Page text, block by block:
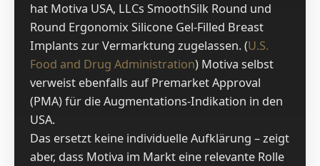
hat Motiva USA, LLCs SmoothSilk Round und
Round Ergonomix Silicone Gel-Filled Breast
Implants zur Vermarktung zugelassen. (U.S.
Food and Drug Administration) Motiva selbst
verweist ebenfalls auf Premarket Approval
(PMA) für die Augmentations-Indikation in den
USA.
Das ersetzt keine individuelle Aufklärung – zeigt
aber, dass Motiva im Markt eine relevante Rolle